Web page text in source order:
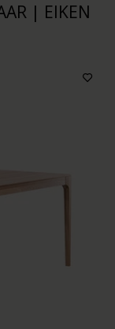
| EIKEN